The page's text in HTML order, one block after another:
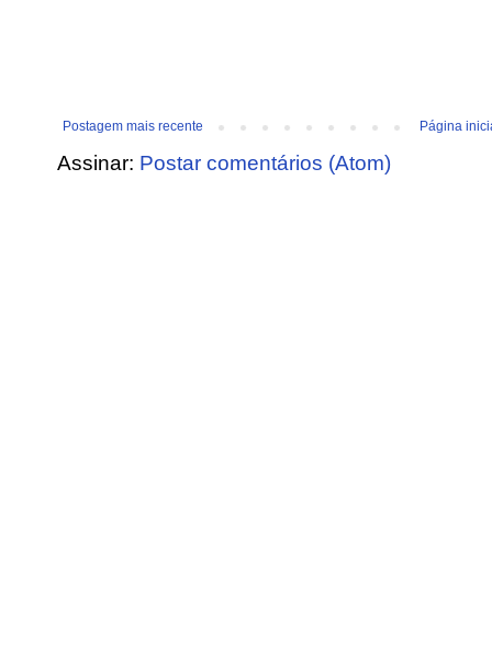
Postagem mais recente Página
Assinar: Postar comentários (Atom)